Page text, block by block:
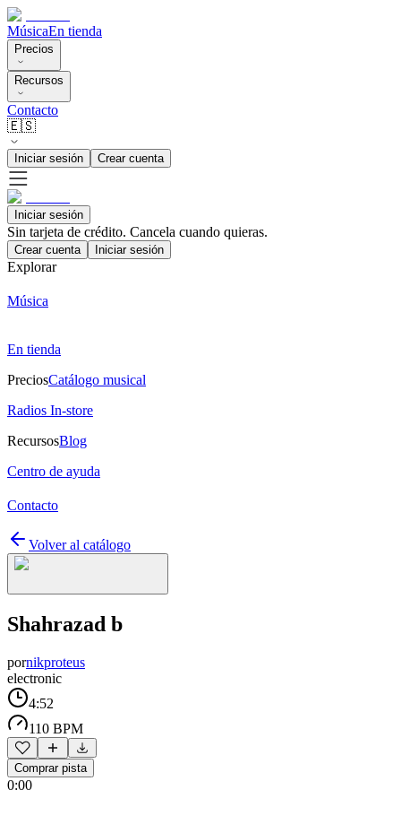
MúsicaEn tienda
Precios
Recursos
Contacto
🇪🇸
Iniciar sesión Crear cuenta
Iniciar sesión
Sin tarjeta de crédito. Cancela cuando quieras.
Crear cuenta Iniciar sesión
Explorar
Música
En tienda
PreciosCatálogo musical
Radios In-store
RecursosBlog
Centro de ayuda
Contacto
Volver al catálogo
Shahrazad b
pornikproteus
electronic
4:52
110 BPM
Comprar pista
0:00